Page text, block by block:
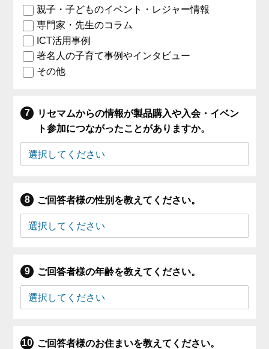
親子・子どものイベント・レジャー情報
専門家・先生のコラム
ICT活用事例
著名人の子育て事例やインタビュー
その他
リセマムからの情報が製品購入や入会・イベン
ト参加につながったことがありますか。
ご回答者様の性別を教えてください。
ご回答者様の年齢を教えてください。
ご回答者様のお住まいを教えてください。